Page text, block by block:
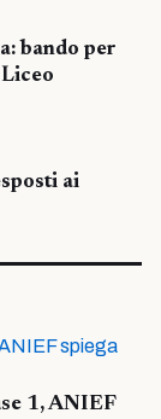
bando per
ai
1, ANIEF